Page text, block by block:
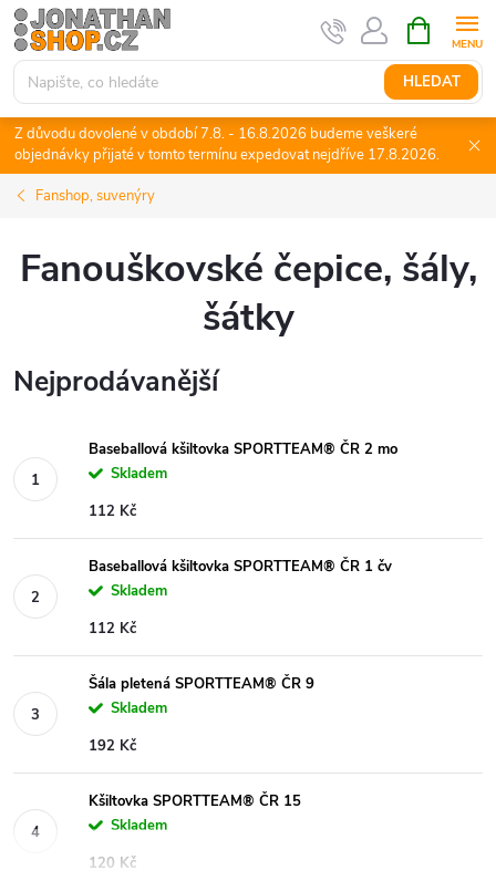
Přejít
na
obsah
HLEDAT
NÁKUPNÍ
KOŠÍK
Z důvodu dovolené v období 7.8. - 16.8.2026 budeme veškeré
objednávky přijaté v tomto termínu expedovat nejdříve 17.8.2026.
Fanshop, suvenýry
Fanouškovské čepice, šály,
šátky
Nejprodávanější
Baseballová kšiltovka SPORTTEAM® ČR 2 mo
Skladem
112 Kč
Baseballová kšiltovka SPORTTEAM® ČR 1 čv
Skladem
112 Kč
Šála pletená SPORTTEAM® ČR 9
Skladem
192 Kč
Kšiltovka SPORTTEAM® ČR 15
Skladem
120 Kč